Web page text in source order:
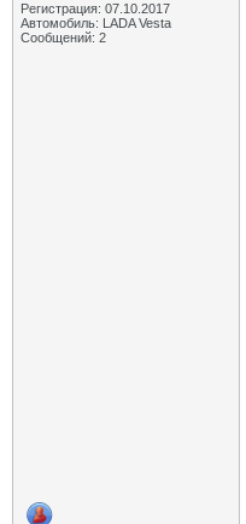
Регистрация: 07.10.2017
Автомобиль: LADA Vesta
Сообщений: 2